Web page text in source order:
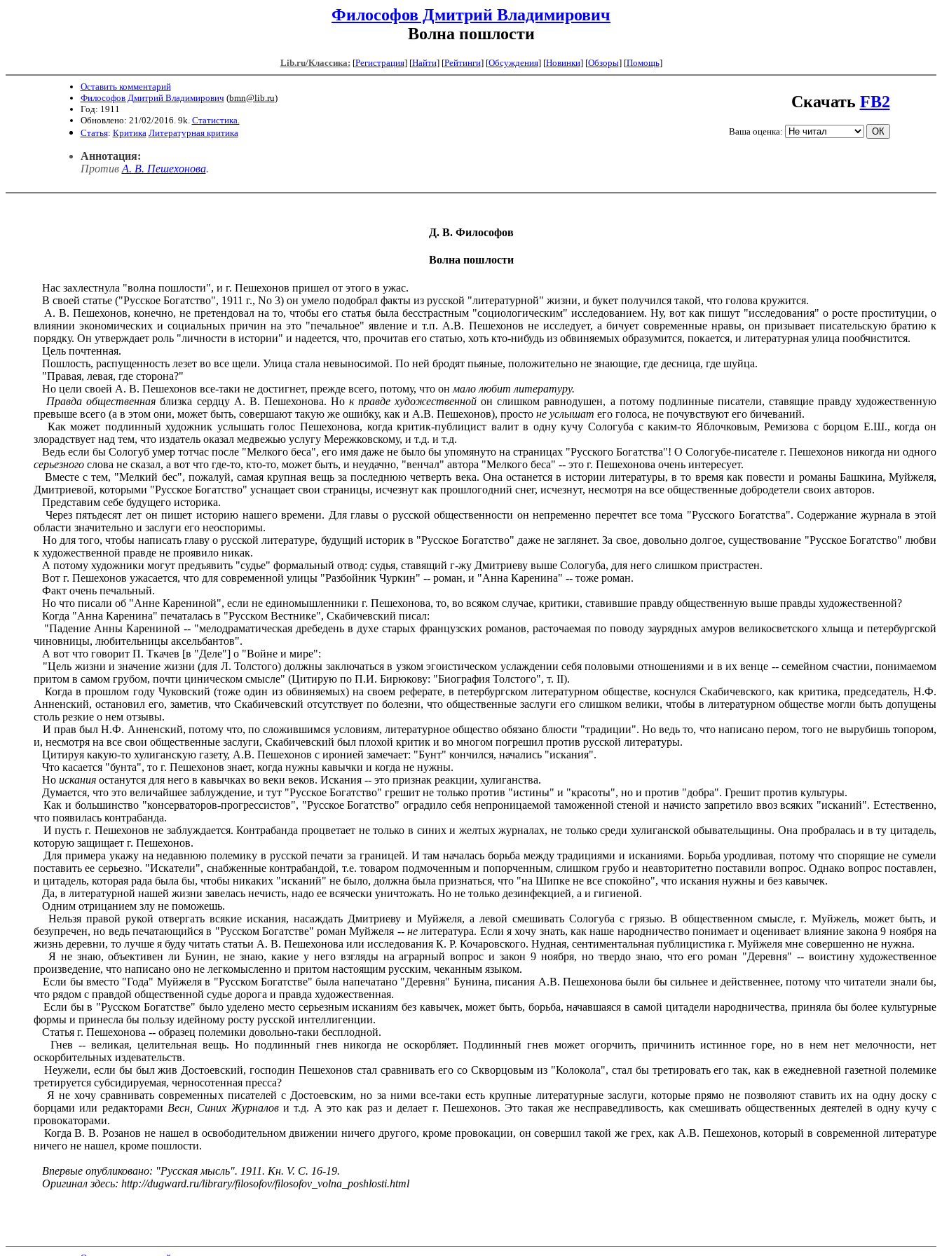
Философов Дмитрий Владимирович
Волна пошлости
Lib.ru/Классика: [Регистрация] [Найти] [Рейтинги] [Обсуждения] [Новинки] [Обзоры] [Помощь]
Оставить комментарий
Философов Дмитрий Владимирович (bmn@lib.ru)
Год: 1911
Обновлено: 21/02/2016. 9k. Статистика.
Статья: Критика Литературная критика
Скачать FB2
Ваша оценка:
Аннотация:
Против А. В. Пешехонова.
Д. В. Философов
Волна пошлости
Нас захлестнула "волна пошлости", и г. Пешехонов пришел от этого в ужас.
В своей статье ("Русское Богатство", 1911 г., No 3) он умело подобрал факты из русской "литературной" жизни, и букет получился такой, что голова кружится.
А. В. Пешехонов, конечно, не претендовал на то, чтобы его статья была бесстрастным "социологическим" исследованием. Ну, вот как пишут "исследования" о росте проституции, о
влиянии экономических и социальных причин на это "печальное" явление и т.п. А.В. Пешехонов не исследует, а бичует современные нравы, он призывает писательскую братию к
порядку. Он утверждает роль "личности в истории" и надеется, что, прочитав его статью, хоть кто-нибудь из обвиняемых образумится, покается, и литературная улица пообчистится.
Цель почтенная.
Пошлость, распущенность лезет во все щели. Улица стала невыносимой. По ней бродят пьяные, положительно не знающие, где десница, где шуйца.
"Правая, левая, где сторона?"
Но цели своей А. В. Пешехонов все-таки не достигнет, прежде всего, потому, что он мало любит литературу.
Правда общественнаяблизка сердцу А. В. Пешехонова. Но к правде художественнойон слишком равнодушен, а потому подлинные писатели, ставящие правду художественную
превыше всего (а в этом они, может быть, совершают такую же ошибку, как и А.В. Пешехонов), просто не услышат его голоса, не почувствуют его бичеваний.
Как может подлинный художник услышать голос Пешехонова, когда критик-публицист валит в одну кучу Сологуба с каким-то Яблочковым, Ремизова с борцом Е.Ш., когда он
злорадствует над тем, что издатель оказал медвежью услугу Мережковскому, и т.д. и т.д.
Ведь если бы Сологуб умер тотчас после "Мелкого беса", его имя даже не было бы упомянуто на страницах "Русского Богатства"! О Сологубе-писателе г. Пешехонов никогда ни одного
серьезного слова не сказал, а вот что где-то, кто-то, может быть, и неудачно, "венчал" автора "Мелкого беса" -- это г. Пешехонова очень интересует.
Вместе с тем, "Мелкий бес", пожалуй, самая крупная вещь за последнюю четверть века. Она останется в истории литературы, в то время как повести и романы Башкина, Муйжеля,
Дмитриевой, которыми "Русское Богатство" уснащает свои страницы, исчезнут как прошлогодний снег, исчезнут, несмотря на все общественные добродетели своих авторов.
Представим себе будущего историка.
Через пятьдесят лет он пишет историю нашего времени. Для главы о русской общественности он непременно перечтет все тома "Русского Богатства". Содержание журнала в этой
области значительно и заслуги его неоспоримы.
Но для того, чтобы написать главу о русской литературе, будущий историк в "Русское Богатство" даже не заглянет. За свое, довольно долгое, существование "Русское Богатство" любви
к художественной правде не проявило никак.
А потому художники могут предъявить "судье" формальный отвод: судья, ставящий г-жу Дмитриеву выше Сологуба, для него слишком пристрастен.
Вот г. Пешехонов ужасается, что для современной улицы "Разбойник Чуркин" -- роман, и "Анна Каренина" -- тоже роман.
Факт очень печальный.
Но что писали об "Анне Карениной", если не единомышленники г. Пешехонова, то, во всяком случае, критики, ставившие правду общественную выше правды художественной?
Когда "Анна Каренина" печаталась в "Русском Вестнике", Скабичевский писал:
"Падение Анны Карениной -- "мелодраматическая дребедень в духе старых французских романов, расточаемая по поводу заурядных амуров великосветского хлыща и петербургской
чиновницы, любительницы аксельбантов".
А вот что говорит П. Ткачев [в "Деле"] о "Войне и мире":
"Цель жизни и значение жизни (для Л. Толстого) должны заключаться в узком эгоистическом услаждении себя половыми отношениями и в их венце -- семейном счастии, понимаемом
притом в самом грубом, почти циническом смысле" (Цитирую по П.И. Бирюкову: "Биография Толстого", т. II).
Когда в прошлом году Чуковский (тоже один из обвиняемых) на своем реферате, в петербургском литературном обществе, коснулся Скабичевского, как критика, председатель, Н.Ф.
Анненский, остановил его, заметив, что Скабичевский отсутствует по болезни, что общественные заслуги его слишком велики, чтобы в литературном обществе могли быть допущены
столь резкие о нем отзывы.
И прав был Н.Ф. Анненский, потому что, по сложившимся условиям, литературное общество обязано блюсти "традиции". Но ведь то, что написано пером, того не вырубишь топором,
и, несмотря на все свои общественные заслуги, Скабичевский был плохой критик и во многом погрешил против русской литературы.
Цитируя какую-то хулиганскую газету, А.В. Пешехонов с иронией замечает: "Бунт" кончился, начались "искания".
Что касается "бунта", то г. Пешехонов знает, когда нужны кавычки и когда не нужны.
Но искания останутся для него в кавычках во веки веков. Искания -- это признак реакции, хулиганства.
Думается, что это величайшее заблуждение, и тут "Русское Богатство" грешит не только против "истины" и "красоты", но и против "добра". Грешит против культуры.
Как и большинство "консерваторов-прогрессистов", "Русское Богатство" оградило себя непроницаемой таможенной стеной и начисто запретило ввоз всяких "исканий". Естественно,
что появилась контрабанда.
И пусть г. Пешехонов не заблуждается. Контрабанда процветает не только в синих и желтых журналах, не только среди хулиганской обывательщины. Она пробралась и в ту цитадель,
которую защищает г. Пешехонов.
Для примера укажу на недавнюю полемику в русской печати за границей. И там началась борьба между традициями и исканиями. Борьба уродливая, потому что спорящие не сумели
поставить ее серьезно. "Искатели", снабженные контрабандой, т.е. товаром подмоченным и попорченным, слишком грубо и неавторитетно поставили вопрос. Однако вопрос поставлен,
и цитадель, которая рада была бы, чтобы никаких "исканий" не было, должна была признаться, что "на Шипке не все спокойно", что искания нужны и без кавычек.
Да, в литературной нашей жизни завелась нечисть, надо ее всячески уничтожать. Но не только дезинфекцией, а и гигиеной.
Одним отрицанием злу не поможешь.
Нельзя правой рукой отвергать всякие искания, насаждать Дмитриеву и Муйжеля, а левой смешивать Сологуба с грязью. В общественном смысле, г. Муйжель, может быть, и
безупречен, но ведь печатающийся в "Русском Богатстве" роман Муйжеля --не литература. Если я хочу знать, как наше народничество понимает и оценивает влияние закона 9 ноября на
жизнь деревни, то лучше я буду читать статьи А. В. Пешехонова или исследования К. Р. Кочаровского. Нудная, сентиментальная публицистика г. Муйжеля мне совершенно не нужна.
Я не знаю, объективен ли Бунин, не знаю, какие у него взгляды на аграрный вопрос и закон 9 ноября, но твердо знаю, что его роман "Деревня" -- воистину художественное
произведение, что написано оно не легкомысленно и притом настоящим русским, чеканным языком.
Если бы вместо "Года" Муйжеля в "Русском Богатстве" была напечатано "Деревня" Бунина, писания А.В. Пешехонова были бы сильнее и действеннее, потому что читатели знали бы,
что рядом с правдой общественной судье дорога и правда художественная.
Если бы в "Русском Богатстве" было уделено место серьезным исканиям без кавычек, может быть, борьба, начавшаяся в самой цитадели народничества, приняла бы более культурные
формы и принесла бы пользу идейному росту русской интеллигенции.
Статья г. Пешехонова -- образец полемики довольно-таки бесплодной.
Гнев -- великая, целительная вещь. Но подлинный гнев никогда не оскорбляет. Подлинный гнев может огорчить, причинить истинное горе, но в нем нет мелочности, нет
оскорбительных издевательств.
Неужели, если бы был жив Достоевский, господин Пешехонов стал сравнивать его со Скворцовым из "Колокола", стал бы третировать его так, как в ежедневной газетной полемике
третируется субсидируемая, черносотенная пресса?
Я не хочу сравнивать современных писателей с Достоевским, но за ними все-таки есть крупные литературные заслуги, которые прямо не позволяют ставить их на одну доску с
борцами или редакторами Весн, Синих Журналови т.д. А это как раз и делает г. Пешехонов. Это такая же несправедливость, как смешивать общественных деятелей в одну кучу с
провокаторами.
Когда В. В. Розанов не нашел в освободительном движении ничего другого, кроме провокации, он совершил такой же грех, как А.В. Пешехонов, который в современной литературе
ничего не нашел, кроме пошлости.
Впервые опубликовано: "Русская мысль". 1911. Кн. V. С. 16-19.
Оригинал здесь: http://dugward.ru/library/filosofov/filosofov_volna_poshlosti.html